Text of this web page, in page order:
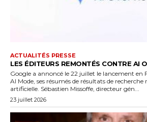
ACTUALITÉS PRESSE
LES ÉDITEURS REMONTÉS CONTRE AI
Google a annoncé le 22 juillet le lancement en
AI Mode, ses résumés de résultats de
artificielle. Sébastien Missoffe, directeur gén...
23 juillet 2026